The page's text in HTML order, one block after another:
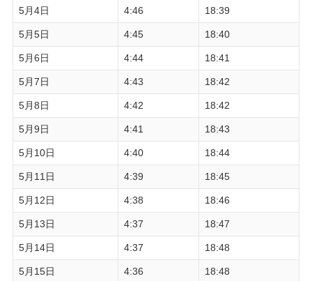
5月4日 4:46 18:39
5月5日 4:45 18:40
5月6日 4:44 18:41
5月7日 4:43 18:42
5月8日 4:42 18:42
5月9日 4:41 18:43
5月10日 4:40 18:44
5月11日 4:39 18:45
5月12日 4:38 18:46
5月13日 4:37 18:47
5月14日 4:37 18:48
5月15日 4:36 18:48